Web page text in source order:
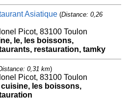
Asiatique(Distance: 0,26
Picot, 83100 Toulon
le, les boissons,
restauration, tamky
0,31 km)
Picot, 83100 Toulon
les boissons,